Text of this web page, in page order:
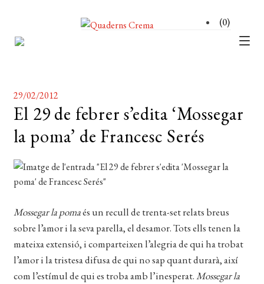
(0)
menú
NOTÍCIES
L’EDITORIAL
FOREIGN RIGHTS
DISTRIBUCIÓ
CONTACTE
EL MEU COMPTE
CERCAR
29/02/2012
El 29 de febrer s’edita ‘Mossegar
la poma’ de Francesc Serés
Mossegar la pomaés un recull de trenta-set relats breus
sobre l’amor i la seva parella, el desamor. Tots ells tenen la
mateixa extensió, i comparteixen l’alegria de qui ha trobat
l’amor i la tristesa difusa de qui no sap quant durarà, així
com l’estímul de qui es troba amb l’inesperat.Mossegar la